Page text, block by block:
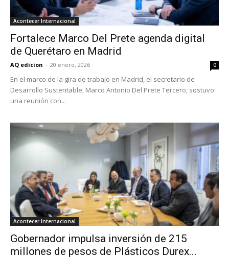
Acontecer Internacional
Fortalece Marco Del Prete agenda digital
de Querétaro en Madrid
AQ edicion - 20 enero, 2026 0
En el marco de la gira de trabajo en Madrid, el secretario de
Desarrollo Sustentable, Marco Antonio Del Prete Tercero, sostuvo
una reunión con...
Acontecer Internacional
Gobernador impulsa inversión de 215
millones de pesos de Plásticos Durex...